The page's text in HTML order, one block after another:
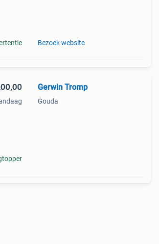
Bezoek website
Gerwin Tromp
Gouda